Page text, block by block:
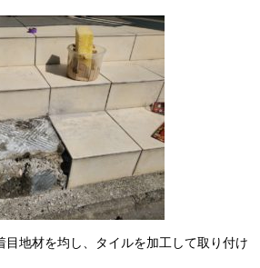
目地材を均し、タイルを加工して取り付け